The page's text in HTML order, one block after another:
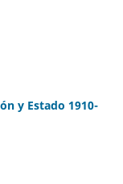
y Estado 1910-